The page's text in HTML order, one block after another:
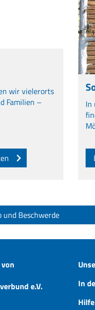
wir vielerorts
Familien –
In
und Beschwerde
e.V.
In